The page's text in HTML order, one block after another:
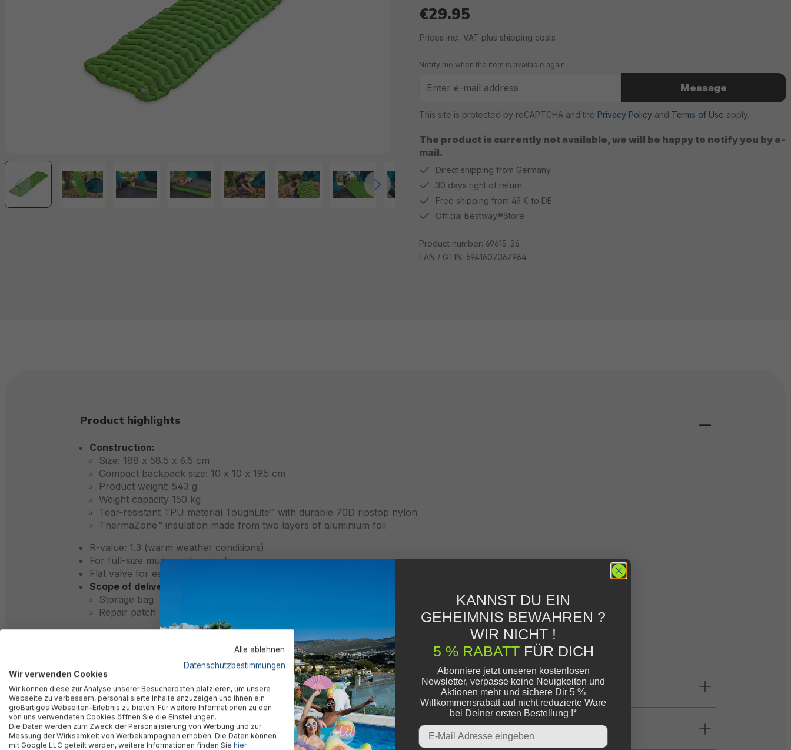
€29.95
Prices incl. VAT plus shipping costs
The product is currently not available, we will be happy to notify you by e-
mail.
Notify me when the item is available again.
Message
This site is protected by reCAPTCHA and the Privacy Policy and Terms of Use apply.
Direct shipping from Germany
30 days right of return
Free shipping from 49 € to DE
Official Bestway®Store
Product number: 69615_26
EAN / GTIN: 6941607367964
Product highlights
Construction:
Size: 188 x 58.5 x 6.5 cm
Compact backpack size: 10 x 10 x 19.5 cm
Product weight: 543 g
Weight capacity 150 kg
Tear-resistant TPU material ToughLite™ with durable 70D ripstop nylon
ThermaZone™ insulation made from two layers of aluminium foil
R-value: 1.3 (warm weather conditions)
For full-size mummy sleeping bags
Flat valve for easy pressure regulation
Scope of delivery:
Storage bag
Repair patch
Description
Valuations
Alle ablehnen
Datenschutzbestimmungen
Wir verwenden Cookies
Wir können diese zur Analyse unserer Besucherdaten platzieren, um unsere
Webseite zu verbessern, personalisierte Inhalte anzuzeigen und Ihnen ein
großartiges Webseiten-Erlebnis zu bieten. Für weitere Informationen zu den
von uns verwendeten Cookies öffnen Sie die Einstellungen.
Die Daten werden zum Zweck der Personalisierung von Werbung und zur
Messung der Wirksamkeit von Werbekampagnen erhoben. Die Daten können
mit Google LLC geteilt werden, weitere Informationen finden Sie hier.
KANNST DU EIN
GEHEIMNIS BEWAHREN ?
WIR NICHT !
5 % RABATTFÜR DICH
Abonniere jetzt unseren kostenlosen
Newsletter, verpasse keine Neuigkeiten und
Aktionen mehr und sichere Dir 5 %
Willkommensrabatt auf nicht reduzierte Ware
bei Deiner ersten Bestellung !*
Email